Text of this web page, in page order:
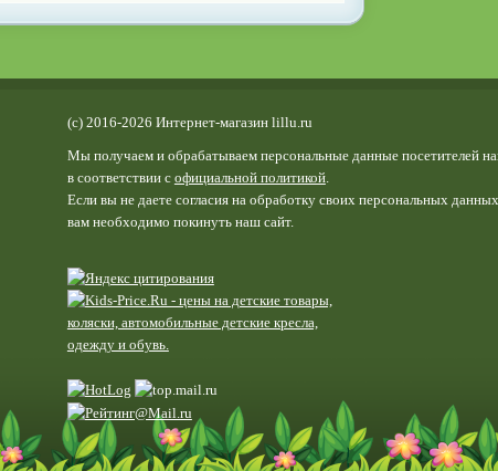
(c) 2016-2026 Интернет-магазин lillu.ru
Мы получаем и обрабатываем персональные данные посетителей
в соответствии с официальной политикой.
Если вы не даете согласия на обработку своих персональных
вам необходимо покинуть наш сайт.